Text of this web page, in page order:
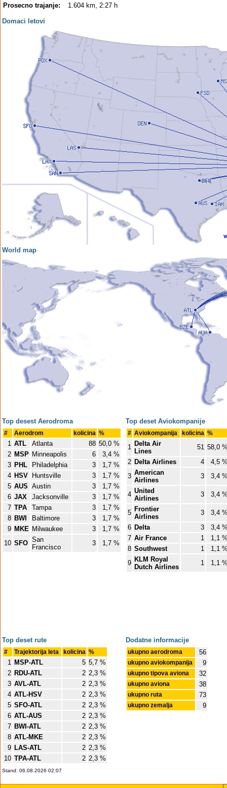
Prosecno trajanje:
1.604 km, 2:27 h
Domaci letovi
World map
Top desest Aerodroma
# Aerodrom kolicina %
1 ATL Atlanta 88 50,0 %
2 MSP Minneapolis 6
3,4 %
3 PHL Philadelphia 3
1,7 %
4 HSV Huntsville 3
1,7 %
5 AUS Austin 3
1,7 %
6 JAX Jacksonville 3
1,7 %
7 TPA Tampa 3
1,7 %
8 BWI Baltimore 3
1,7 %
9 MKE Milwaukee 3
1,7 %
10 SFO San
Francisco
3 1,7 %
Top deset Aviokompanije
# Aviokompanija kolicina %
1 Delta Air
Lines
51 58,0
2 Delta Airlines 4
4,5
3 American
Airlines
3 3,4
4 United
Airlines
3 3,4
5 Frontier
Airlines
3
3,4
6 Delta 3
3,4
7 Air France 1
1,1
8 Southwest 1
1,1
9 KLM Royal
Dutch Airlines
1 1,1
Top deset rute
# Trajektorija leta kolicina %
1 MSP-ATL 5 5,7 %
2 RDU-ATL 2 2,3 %
3 AVL-ATL 2 2,3 %
4 ATL-HSV 2 2,3 %
5 SFO-ATL 2 2,3 %
6 ATL-AUS 2 2,3 %
7 BWI-ATL 2 2,3 %
8 ATL-MKE 2 2,3 %
9 LAS-ATL 2 2,3 %
10 TPA-ATL 2 2,3 %
Dodatne informacije
ukupno aerodroma 56
ukupno aviokompanija 9
ukupno tipova aviona 32
ukupno aviona 38
ukupno ruta 73
ukupno zemalja 9
Stand: 06.08.2026 02:07